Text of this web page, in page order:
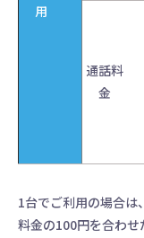
用
通話料
金
1台でご利用の場合は
料金の100円を合わせ